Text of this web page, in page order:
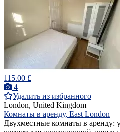
115.00 £
4
Удалить из избранного
London, United Kingdom
Комнаты в аренду, East London
Двухместные комнаты в аренду: